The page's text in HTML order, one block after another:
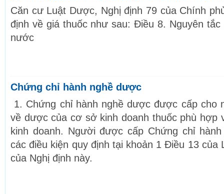
Căn cư Luật Dược, Nghị định 79 của Chính
định về giá thuốc như sau: Điều 8. Nguyên
nước
Chứng chỉ hành nghề dược
1. Chứng chỉ hành nghề dược được cấp cho
về dược của cơ sở kinh doanh thuốc phù
kinh doanh. Người được cấp Chứng chỉ
các điều kiện quy định tại khoản 1 Điều 13 của
của Nghị định này.